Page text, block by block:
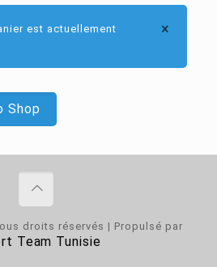
est actuellement
Shop
droits réservés | Propulsé par
Team Tunisie